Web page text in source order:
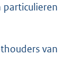
particulieren
van